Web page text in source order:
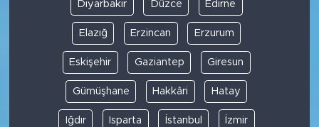
Diyarbakır Düzce Edirne
Elazığ Erzincan Erzurum
Eskişehir Gaziantep Giresun
Gümüşhane Hakkâri Hatay
Iğdır Isparta İstanbul İzmir